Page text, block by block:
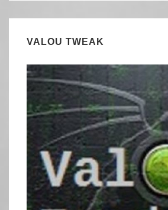
VALOU TWEAK